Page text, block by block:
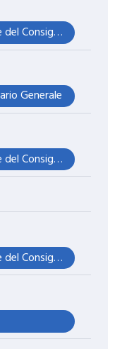
Francesco Giordani - Presidente del Consiglio Comunale
Generale
Francesco Giordani - Presidente del Consiglio Comunale
Francesco Giordani - Presidente del Consiglio Comunale